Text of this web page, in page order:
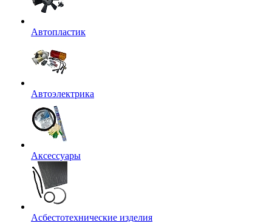
Автопластик
Автоэлектрика
Аксессуары
Асбестотехнические изделия